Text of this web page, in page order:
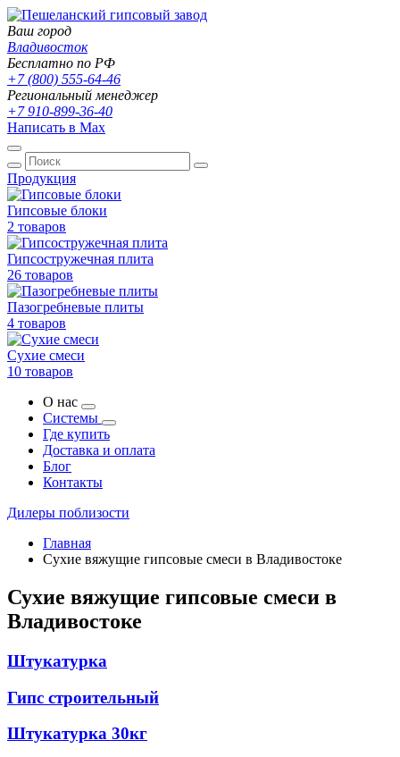
Ваш город
Владивосток
Бесплатно по РФ
+7 (800) 555-64-46
Региональный менеджер
+7 910-899-36-40
Написать в Max
Продукция
Гипсовые блоки
2 товаров
Гипсостружечная плита
26 товаров
Пазогребневые плиты
4 товаров
Сухие смеси
10 товаров
О нас
Системы
Где купить
Доставка и оплата
Блог
Контакты
Дилеры поблизости
Главная
Сухие вяжущие гипсовые смеси в Владивостоке
Сухие вяжущие гипсовые смеси в
Владивостоке
Штукатурка
Гипс строительный
Штукатурка 30кг